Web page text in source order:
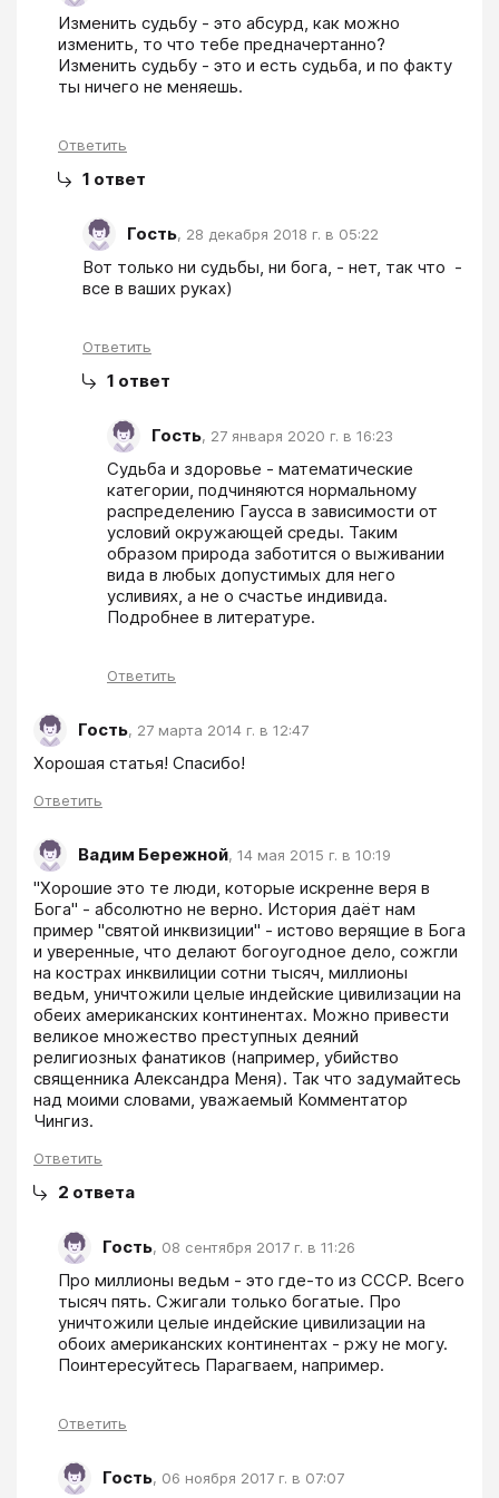
Изменить судьбу - это абсурд, как можно
изменить, то что тебе предначертанно?
Изменить судьбу - это и есть судьба, и по факту
ты ничего не меняешь.
Ответить
1 ответ
Гость, 28 декабря 2018 г. в 05:22
Вот только ни судьбы, ни бога, - нет, так что  -
все в ваших руках)
Ответить
1 ответ
Гость, 27 января 2020 г. в 16:23
Судьба и здоровье - математические
категории, подчиняются нормальному
распределению Гаусса в зависимости от
условий окружающей среды. Таким
образом природа заботится о выживании
вида в любых допустимых для него
усливиях, а не о счастье индивида.
Подробнее в литературе.
Ответить
Гость, 27 марта 2014 г. в 12:47
Ответить
Вадим Бережной, 14 мая 2015 г. в 10:19
"Хорошие это те люди, которые искренне веря в
Бога" - абсолютно не верно. История даёт нам
пример "святой инквизиции" - истово верящие в Бога
и уверенные, что делают богоугодное дело, сожгли
на кострах инквилиции сотни тысяч, миллионы
ведьм, уничтожили целые индейские цивилизации на
обеих американских континентах. Можно привести
великое множество преступных деяний
религиозных фанатиков (например, убийство
священника Александра Меня). Так что задумайтесь
над моими словами, уважаемый Комментатор
Чингиз.
Ответить
2 ответа
Гость, 08 сентября 2017 г. в 11:26
Про миллионы ведьм - это где-то из СССР. Всего
тысяч пять. Сжигали только богатые. Про
уничтожили целые индейские цивилизации на
обоих американских континентах - ржу не могу.
Поинтересуйтесь Парагваем, например.
Ответить
Гость, 06 ноября 2017 г. в 07:07